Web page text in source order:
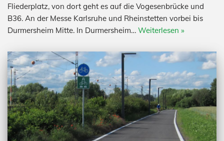
Fliederplatz, von dort geht es auf die Vogesenbrücke und
B36. An der Messe Karlsruhe und Rheinstetten vorbei bis
Durmersheim Mitte. In Durmersheim… Weiterlesen »